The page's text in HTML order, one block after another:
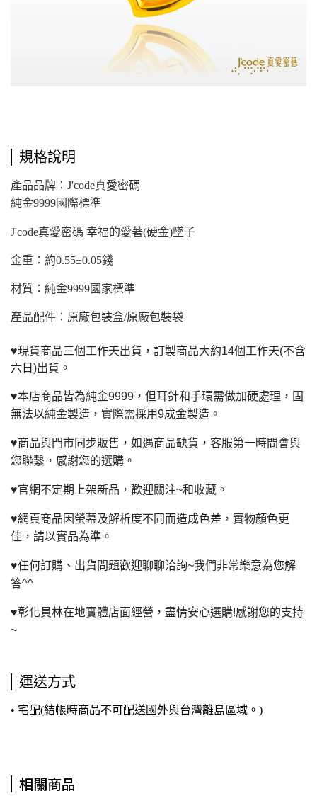
規格說明
產品品牌：J'code真愛密碼
純金9999國際標準
J'code真愛密碼 幸福的愛著(硬金)墜子
金重：約0.55±0.05錢
材質：純金9999國家標準
產品配件：原廠包裝盒/原廠包裝袋
♥現貨商品三個工作天出貨，訂製商品大約14個工作天(不含
六日)出貨。
♥本店商品皆為純金9999，但耳針和手環需做加硬處理，固
無法以純金製造，實際需採用9成金製造。
♥商品與門市同步販售，如遇商品缺貨，客服第一時間會與
您聯繫，感謝您的選購。
♥官網不定期上架新品，歡迎關注~和收藏。
♥網頁商品因螢幕及解析度不同而造成色差，實物顏色更
佳，請以實品為準。
♥任何訂購、出貨問題歡迎聊聊洽詢~我們非常樂意為您解
答^^
♥彰化員林在地實體店面經營，盡情安心選購!感謝您的支持
~
運送方式
• 宅配(結帳時商品不可配送國外與台灣離島區域。)
相關商品